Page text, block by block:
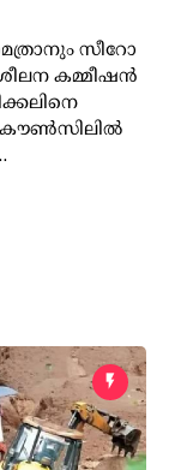
സീറോ
കമ്മീഷന്‍
കൗണ്‍സിലില്‍